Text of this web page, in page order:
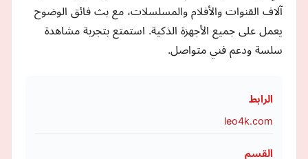
آلاف القنوات والأفلام والمسلسلات، مع بث فائق الوضوح
يعمل على جميع الأجهزة الذكية. استمتع بتجربة مشاهدة
سلسة ودعم فني متواصل.
الرابط
leo4k.com
القسم